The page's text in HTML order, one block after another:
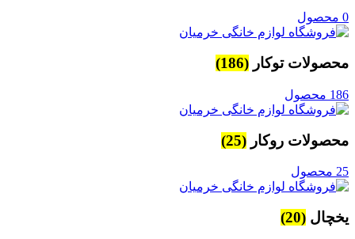
0 محصول
محصولات توکار (186)
186 محصول
محصولات روکار (25)
25 محصول
یخچال (20)